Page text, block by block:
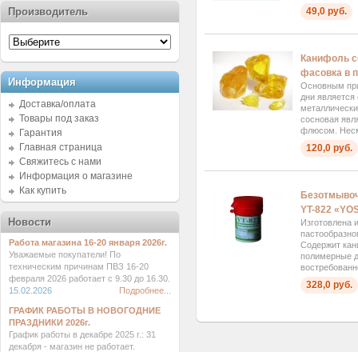
49,0 руб.
Канифоль
фасовка в
Основным
дни является
сосновая
флюсом.
120,0 руб.
YT-822
Изготовлена
Содержит
полимерные
328,0 руб.
Производитель
Информация
Доставка/оплата
Товары под заказ
Гарантия
Главная страница
Свяжитесь с нами
Информация о магазине
Как купить
Новости
Работа магазина 16-20 января 2026г.
Уважаемые покупатели! По
техническим причинам ПВЗ 16-20
февраля 2026 работает с 9.30 до 16.30.
15.02.2026
Подробнее...
ГРАФИК РАБОТЫ В НОВОГОДНИЕ
ПРАЗДНИКИ 2026г.
График работы в декабре 2025 г.: 31
декабря - магазин не работает.